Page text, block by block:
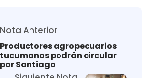
Nota Anterior
Productores agropecuarios
tucumanos podrán circular
por Santiago